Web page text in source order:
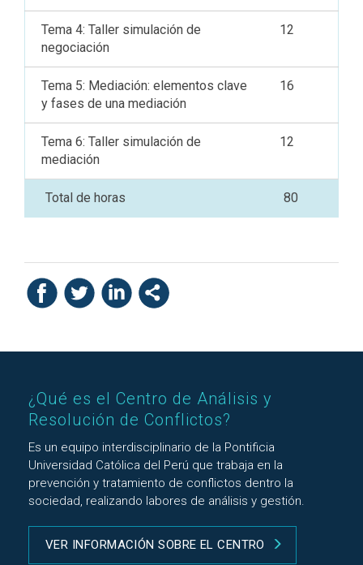
Tema 4: Taller simulación de
negociación
12
Tema 5: Mediación: elementos clave
y fases de una mediación
16
Tema 6: Taller simulación de
mediación
12
Total de horas 80
¿Qué es el Centro de Análisis y
Resolución de Conflictos?
Es un equipo interdisciplinario de la Pontificia
Universidad Católica del Perú que trabaja en la
prevención y tratamiento de conflictos dentro la
sociedad, realizando labores de análisis y gestión.
VER INFORMACIÓN SOBRE EL CENTRO